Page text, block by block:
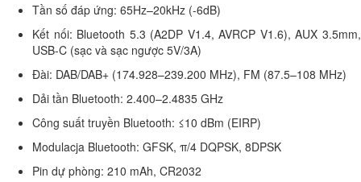
Tần số đáp ứng: 65Hz–20kHz (-6dB)
Kết nối: Bluetooth 5.3 (A2DP V1.4, AVRCP V1.6), AUX 3.5mm,
USB-C (sạc và sạc ngược 5V/3A)
Đài: DAB/DAB+ (174.928–239.200 MHz), FM (87.5–108 MHz)
Dải tần Bluetooth: 2.400–2.4835 GHz
Công suất truyền Bluetooth: ≤10 dBm (EIRP)
Modulacja Bluetooth: GFSK, π/4 DQPSK, 8DPSK
Pin dự phòng: 210 mAh, CR2032